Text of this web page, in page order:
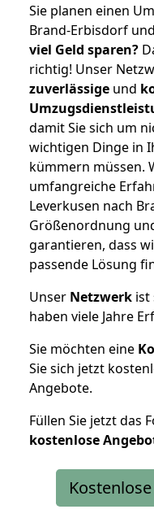
Sie planen einen
Brand-Erbisdorf
viel Geld sparen?
richtig! Unser
zuverlässige und
damit Sie sich um
wichtigen Dinge in
kümmern müssen.
umfangreiche
Leverkusen nach
Größenordnung
garantieren, dass
passende Lösung
Unser Netzwerk ist
haben viele Jahre
Sie möchten eine
Sie sich jetzt
Angebote.
Füllen Sie jetzt das
kostenlose